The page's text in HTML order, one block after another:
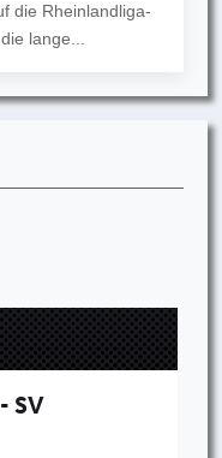
die Rheinlandliga-
lange...